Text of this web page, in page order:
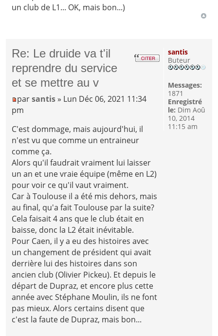
un club de L1... OK, mais bon...)
Re: Le druide va t'il
reprendre du service
et se mettre au v
parsantis » Lun Déc 06, 2021 11:34
pm
C'est dommage, mais aujourd'hui, il
n'est vu que comme un entraineur
comme ça.
Alors qu'il faudrait vraiment lui laisser
un an et une vraie équipe (même en L2)
pour voir ce qu'il vaut vraiment.
Car à Toulouse il a été mis dehors, mais
au final, qu'a fait Toulouse par la suite?
Cela faisait 4 ans que le club était en
baisse, donc la L2 était inévitable.
Pour Caen, il y a eu des histoires avec
un changement de président qui avait
derrière lui des histoires dans son
ancien club (Olivier Pickeu). Et depuis le
départ de Dupraz, et encore plus cette
année avec Stéphane Moulin, ils ne font
pas mieux. Alors certains disent que
c'est la faute de Dupraz, mais bon...
santis
Buteur
Messages:
1871
Enregistré
le: Dim Aoû
10, 2014
11:15 am